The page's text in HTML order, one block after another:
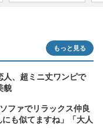
もっと見る
人、超ミニ丈ワンピで
貌
ファでリラックス仲良
も似てますね」「大人